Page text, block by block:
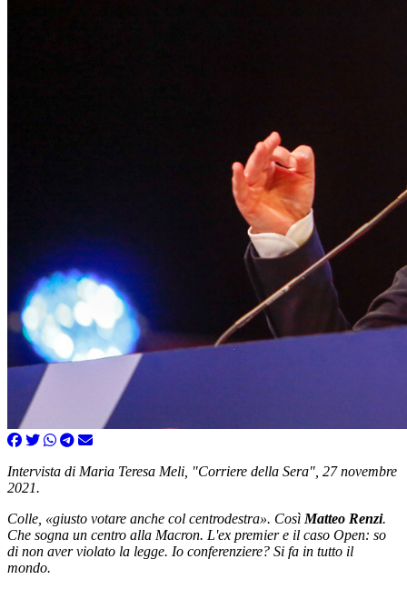
Intervista di Maria Teresa Meli, "Corriere della Sera", 27 novembre
2021.
Colle, «giusto votare anche col centrodestra». Così Matteo Renzi.
Che sogna un centro alla Macron. L'ex premier e il caso Open: so
di non aver violato la legge. Io conferenziere? Si fa in tutto il
mondo.